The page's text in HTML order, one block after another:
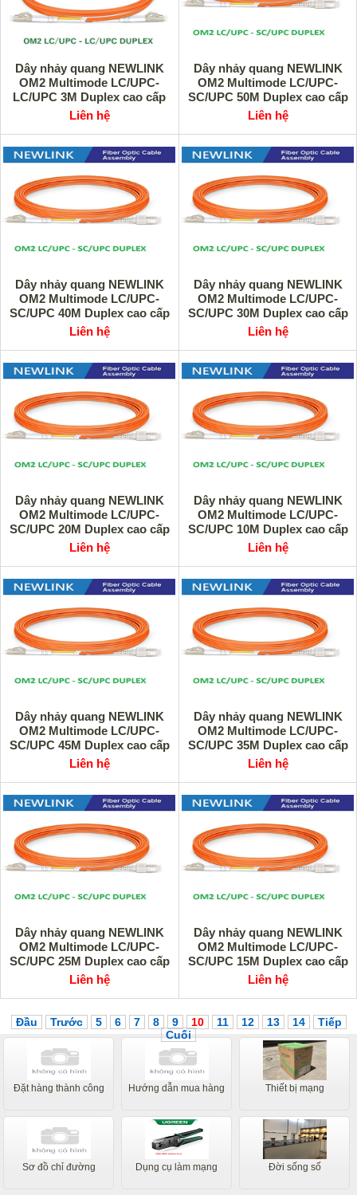
Dây nhảy quang NEWLINK
OM2 Multimode LC/UPC-
LC/UPC 3M Duplex cao cấp
Liên hệ
Dây nhảy quang NEWLINK
OM2 Multimode LC/UPC-
SC/UPC 50M Duplex cao cấp
Liên hệ
Dây nhảy quang NEWLINK
OM2 Multimode LC/UPC-
SC/UPC 40M Duplex cao cấp
Liên hệ
Dây nhảy quang NEWLINK
OM2 Multimode LC/UPC-
SC/UPC 30M Duplex cao cấp
Liên hệ
Dây nhảy quang NEWLINK
OM2 Multimode LC/UPC-
SC/UPC 20M Duplex cao cấp
Liên hệ
Dây nhảy quang NEWLINK
OM2 Multimode LC/UPC-
SC/UPC 10M Duplex cao cấp
Liên hệ
Dây nhảy quang NEWLINK
OM2 Multimode LC/UPC-
SC/UPC 45M Duplex cao cấp
Liên hệ
Dây nhảy quang NEWLINK
OM2 Multimode LC/UPC-
SC/UPC 35M Duplex cao cấp
Liên hệ
Dây nhảy quang NEWLINK
OM2 Multimode LC/UPC-
SC/UPC 25M Duplex cao cấp
Liên hệ
Dây nhảy quang NEWLINK
OM2 Multimode LC/UPC-
SC/UPC 15M Duplex cao cấp
Liên hệ
Đầu Trước 5 6 7 8 9 10 11 12 13 14
Tiếp
Cuối
Đặt hàng thành công Hướng dẫn mua hàng Thiết bị mạng
Sơ đồ chỉ đường Dụng cụ làm mạng Đời sống số